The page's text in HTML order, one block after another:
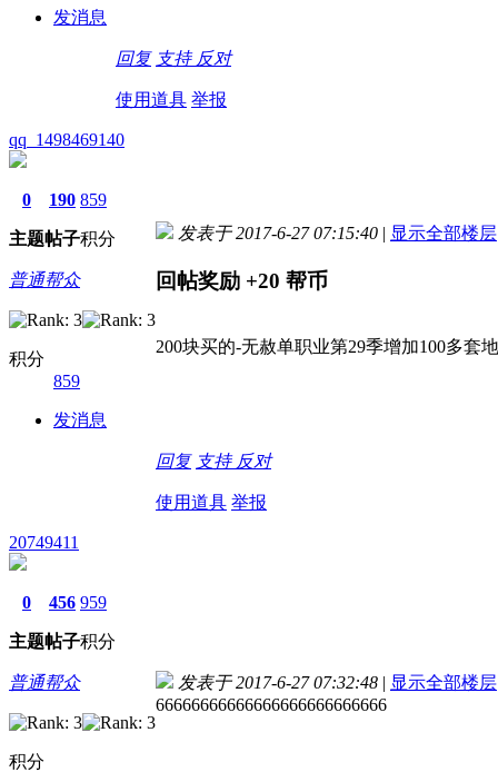
发消息
回复 支持 反对
使用道具 举报
qq_1498469140
0
主题
190
帖子
859
积分
普通帮众
积分
859
发消息
发表于 2017-6-27 07:15:40 | 显示全部楼层
回帖奖励 +20 帮币
200块买的-无赦单职业第29季增加100多套
回复 支持 反对
使用道具 举报
20749411
0
主题
456
帖子
959
积分
普通帮众
积分
发表于 2017-6-27 07:32:48 | 显示全部楼层
66666666666666666666666666